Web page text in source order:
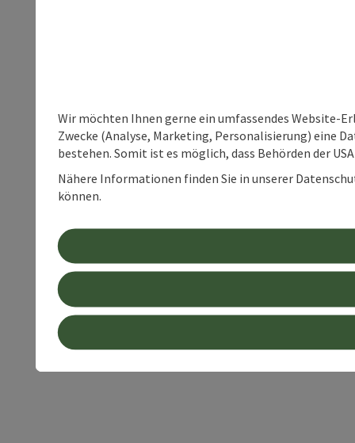
Wir möchten Ihnen gerne ein umfassendes Website-
Zwecke (Analyse, Marketing, Personalisierung) eine
bestehen. Somit ist es möglich, dass Behörden der
Nähere Informationen finden Sie in unserer
können.